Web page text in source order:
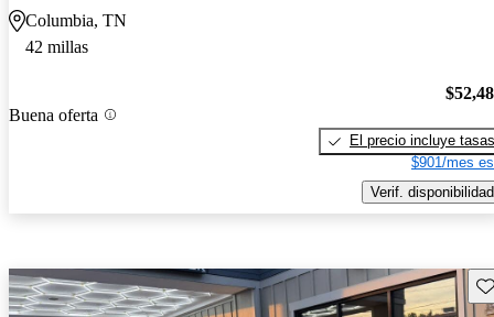
Columbia, TN
42 millas
Buena oferta
El precio incluye tasas
$901/mes
Verif. disponibilidad